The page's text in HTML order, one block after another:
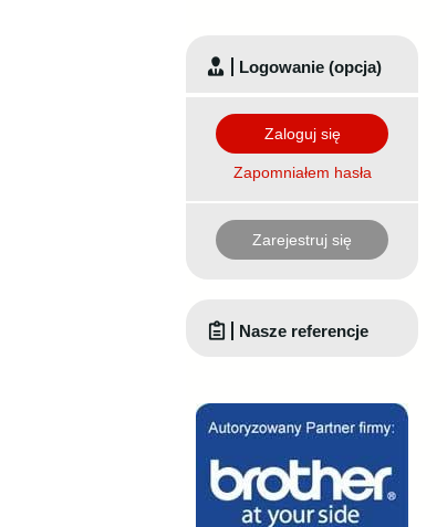
Logowanie (opcja)
Zaloguj się
Zapomniałem hasła
Zarejestruj się
Nasze referencje